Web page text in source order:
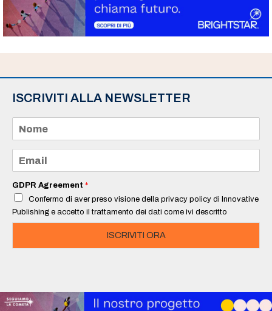
ISCRIVITI ALLA NEWSLETTER
m
e
a
i
*
GDPR Agreement *
Confermo di aver preso visione della privacy policy di Innovative
Publishing e accetto il trattamento dei dati come ivi descritto
ISCRIVITI ORA